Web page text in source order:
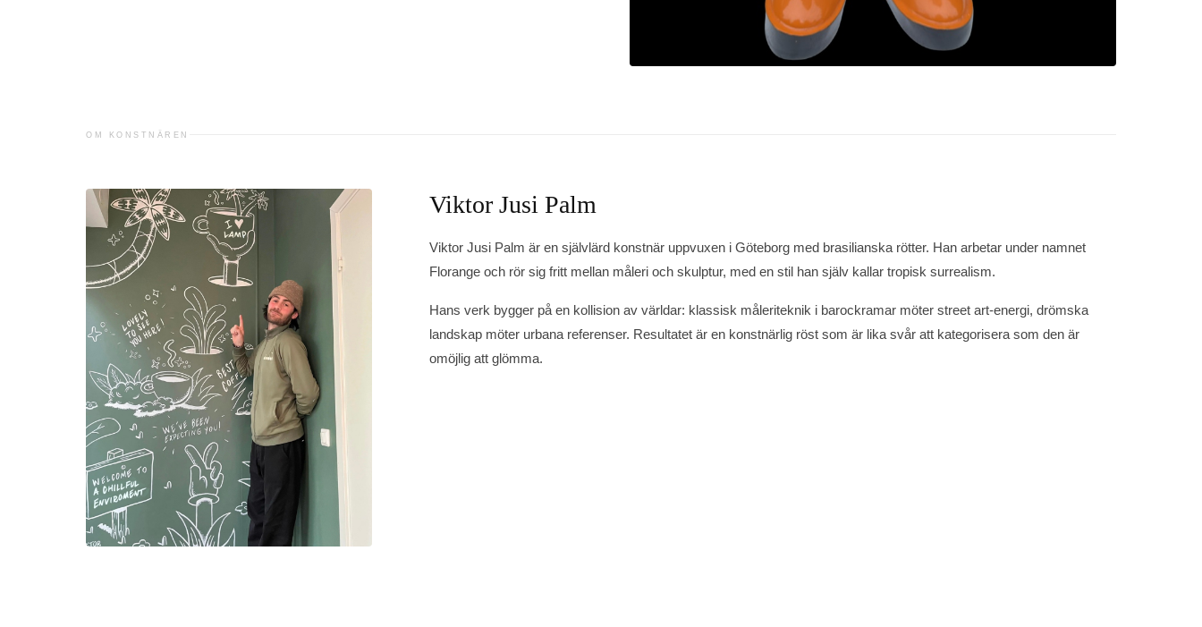
OM KONSTNÄREN
Viktor Jusi Palm
Viktor Jusi Palm är en självlärd konstnär uppvuxen i Göteborg med brasilianska rötter. Han arbetar under namnet
Florange och rör sig fritt mellan måleri och skulptur, med en stil han själv kallar tropisk surrealism.
Hans verk bygger på en kollision av världar: klassisk måleriteknik i barockramar möter street art-energi, drömska
landskap möter urbana referenser. Resultatet är en konstnärlig röst som är lika svår att kategorisera som den är
omöjlig att glömma.